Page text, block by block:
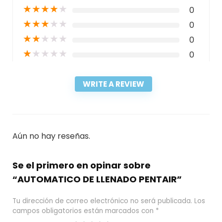
★★★★★ 0
★★★★★ 0
★★★★★ 0
★★★★★ 0
WRITE A REVIEW
Aún no hay reseñas.
Se el primero en opinar sobre
“AUTOMATICO DE LLENADO PENTAIR”
Tu dirección de correo electrónico no será publicada. Los
campos obligatorios están marcados con *